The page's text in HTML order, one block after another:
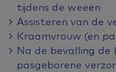
tijdens de weeën
Assisteren van de
Kraamvrouw (en
Na de bevalling de
pasgeborene